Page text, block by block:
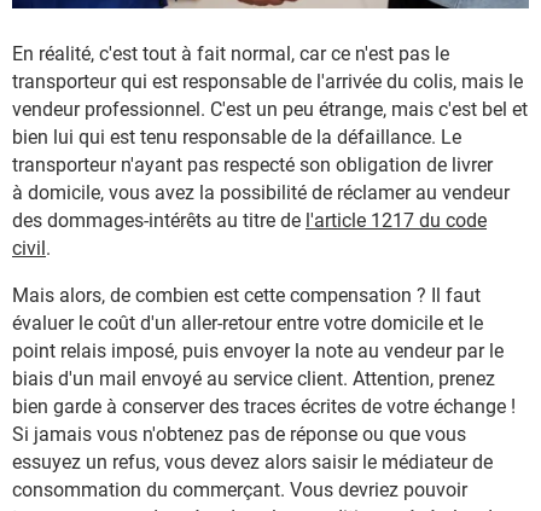
En réalité, c'est tout à fait normal, car ce n'est pas le
transporteur qui est responsable de l'arrivée du colis, mais le
vendeur professionnel. C'est un peu étrange, mais c'est bel et
bien lui qui est tenu responsable de la défaillance. Le
transporteur n'ayant pas respecté son obligation de livrer
à domicile, vous avez la possibilité de réclamer au vendeur
des dommages-intérêts au titre de l'article 1217 du code
civil.
Mais alors, de combien est cette compensation ? Il faut
évaluer le coût d'un aller-retour entre votre domicile et le
point relais imposé, puis envoyer la note au vendeur par le
biais d'un mail envoyé au service client. Attention, prenez
bien garde à conserver des traces écrites de votre échange !
Si jamais vous n'obtenez pas de réponse ou que vous
essuyez un refus, vous devez alors saisir le médiateur de
consommation du commerçant. Vous devriez pouvoir